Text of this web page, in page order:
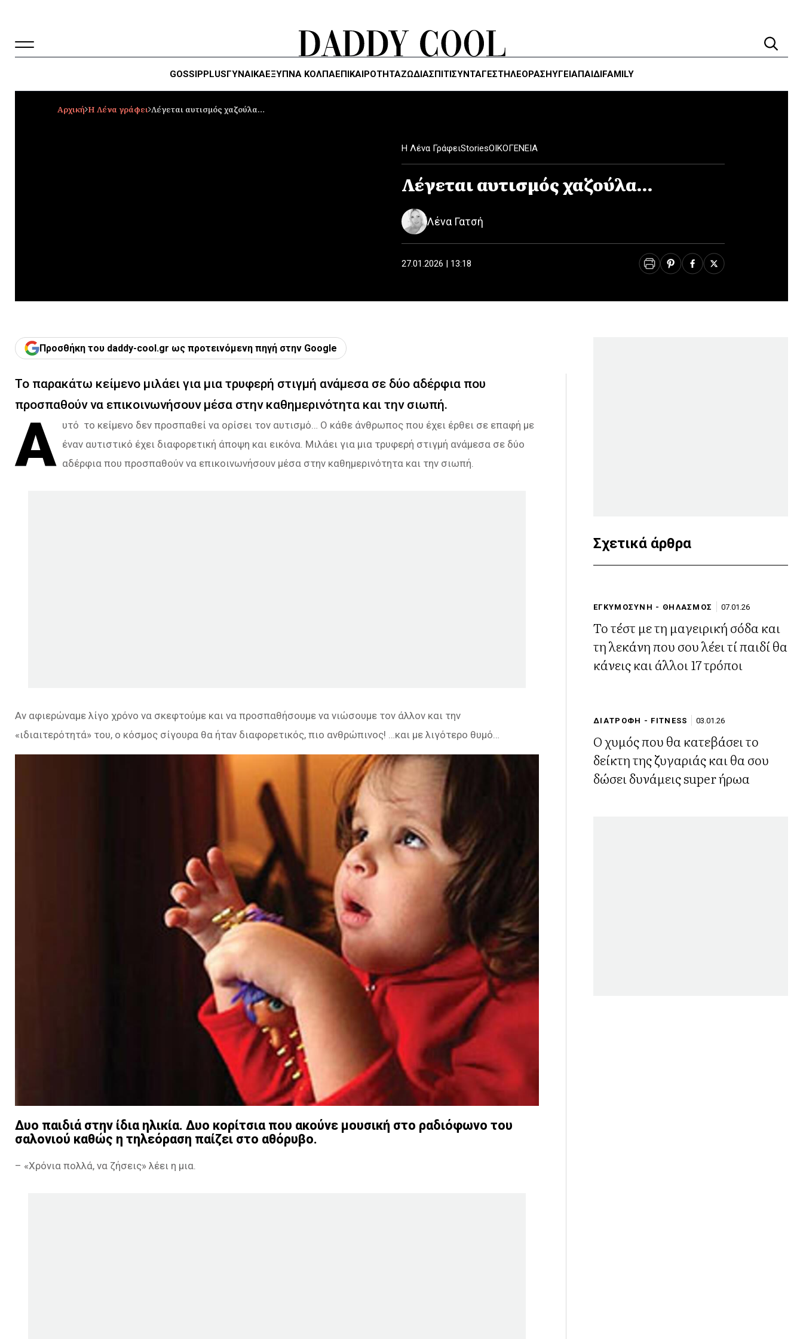
GOSSIPPLUSΓΥΝΑΙΚΑΈΞΥΠΝΑ ΚΌΛΠΑΕΠΙΚΑΙΡΟΤΗΤΑΖΏΔΙΑΣΠΙΤΙΣΥΝΤΑΓΕΣΤΗΛΕΌΡΑΣΗΥΓΕΊΑΠΑΙΔΙFAMILY
Αρχική Η Λένα γράφει Λέγεται αυτισμός χαζούλα…
Η Λένα ΓράφειStoriesΟΙΚΟΓΕΝΕΙΑ
Λέγεται αυτισμός χαζούλα…
Λένα Γατσή
27.01.2026 | 13:18
Προσθήκη του daddy-cool.gr ως προτεινόμενη πηγή στην Google
Το παρακάτω κείμενο μιλάει για μια τρυφερή στιγμή ανάμεσα σε δύο αδέρφια που
προσπαθούν να επικοινωνήσουν μέσα στην καθημερινότητα και την σιωπή.
Α υτό το κείμενο δεν προσπαθεί να ορίσει τον αυτισμό… Ο κάθε άνθρωπος που έχει έρθει σε επαφή με
έναν αυτιστικό έχει διαφορετική άποψη και εικόνα. Μιλάει για μια τρυφερή στιγμή ανάμεσα σε δύο
αδέρφια που προσπαθούν να επικοινωνήσουν μέσα στην καθημερινότητα και την σιωπή.
Αν αφιερώναμε λίγο χρόνο να σκεφτούμε και να προσπαθήσουμε να νιώσουμε τον άλλον και την
«ιδιαιτερότητά» του, ο κόσμος σίγουρα θα ήταν διαφορετικός, πιο ανθρώπινος! …και με λιγότερο θυμό…
Δυο παιδιά στην ίδια ηλικία. Δυο κορίτσια που ακούνε μουσική στο ραδιόφωνο του
σαλονιού καθώς η τηλεόραση παίζει στο αθόρυβο.
– «Χρόνια πολλά, να ζήσεις» λέει η μια.
Σχετικά άρθρα
ΕΓΚΥΜΟΣΥΝΗ - ΘΗΛΑΣΜΟΣ 07.01.26
Το τέστ με τη μαγειρική σόδα και
τη λεκάνη που σου λέει τί παιδί θα
κάνεις και άλλοι 17 τρόποι
ΔΙΑΤΡΟΦΗ - FITNESS 03.01.26
Ο χυμός που θα κατεβάσει το
δείκτη της ζυγαριάς και θα σου
δώσει δυνάμεις super ήρωα